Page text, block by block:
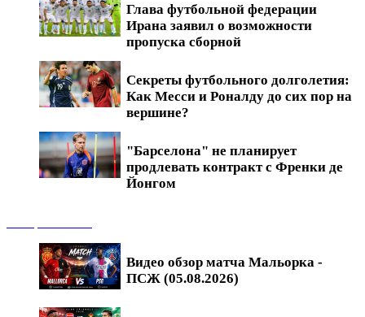
Глава футбольной федерации
Ирана заявил о возможности
пропуска сборной
Секреты футбольного долголетия:
Как Месси и Роналду до сих пор на
вершине?
"Барселона" не планирует
продлевать контракт с Френки де
Йонгом
Видео обзор матча Мальорка -
ПСЖ (05.08.2026)